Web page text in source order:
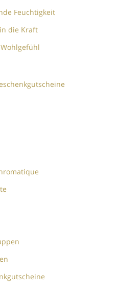
Feuchtigkeit
die Kraft